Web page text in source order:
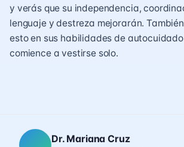
y verás que su independencia,
lenguaje y destreza mejorarán.
esto en sus habilidades de
comience a vestirse solo.
Dr. Mariana Cruz